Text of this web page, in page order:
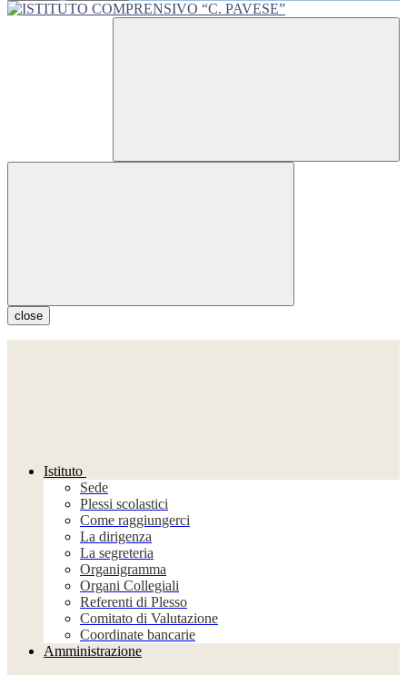
close
Istituto
Sede
Plessi scolastici
Come raggiungerci
La dirigenza
La segreteria
Organigramma
Organi Collegiali
Referenti di Plesso
Comitato di Valutazione
Coordinate bancarie
Amministrazione